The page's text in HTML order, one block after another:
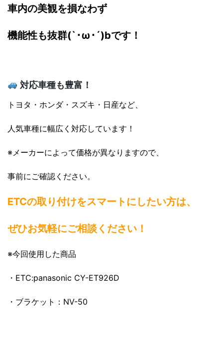
車内の美観を損なわず
機能性も抜群(`･ω･´)bです！
対応車種も豊富！
トヨタ・ホンダ・スズキ・日産など、
人気車種に幅広く対応しています！
※メーカーによって価格が異なりますので、
事前にご確認ください。
ETCの取り付けをスマートにしたい方は、
ぜひお気軽にご相談ください！
※今回使用した商品
・ETC:panasonic CY-ET926D
・ブラケット：NV-50